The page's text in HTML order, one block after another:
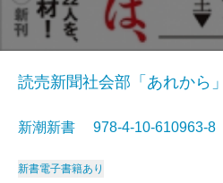
読売新聞社会部「あれから
新潮新書 978-4-10-
新書電子書籍あり